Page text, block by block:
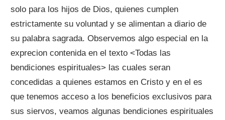
solo para los hijos de Dios, quienes cumplen
estrictamente su voluntad y se alimentan a diario de
su palabra sagrada. Observemos algo especial en la
exprecion contenida en el texto <Todas las
bendiciones espirituales> las cuales seran
concedidas a quienes estamos en Cristo y en el es
que tenemos acceso a los beneficios exclusivos para
sus siervos, veamos algunas bendiciones espirituales